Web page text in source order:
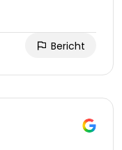
Bericht